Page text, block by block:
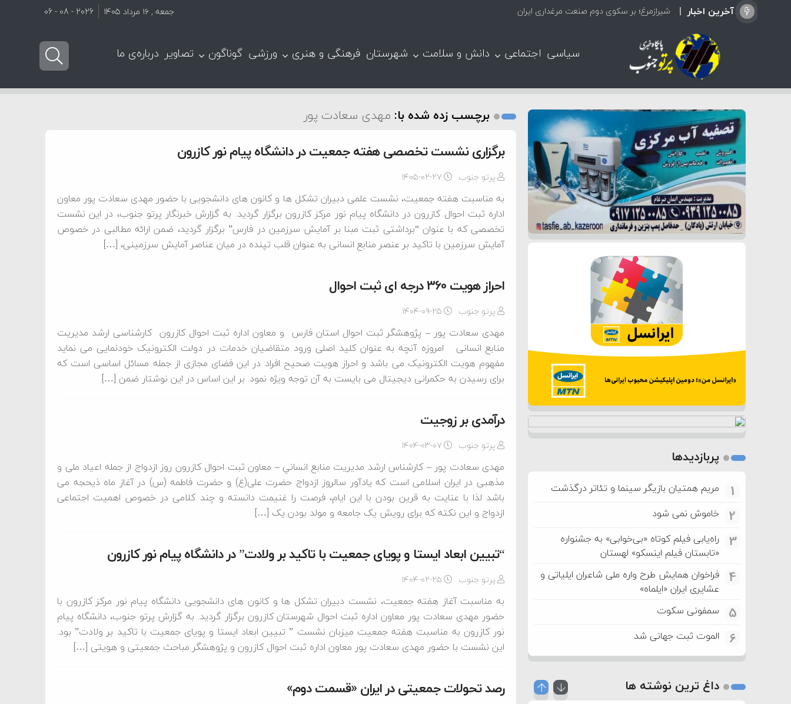
آخرین اخبار شیرازمرغ؛ بر سکوی دوم صنعت مرغداری ایران جمعه , ۱۶ مرداد ۱۴۰۵ 2026 - 08 - 06
سیاسی اجتماعی دانش و سلامت شهرستان فرهنگی و هنری ورزشی گوناگون تصاویر درباره‌ی ما
برچسب زده شده با: مهدی سعادت پور
برگزاری نشست تخصصی هفته جمعیت در دانشگاه پیام نور کازرون
پرتو جنوب ۱۴۰۵-۰۲-۲۷
به مناسبت هفته جمعیت، نشست علمی دبیران تشکل ها و کانون های دانشجویی با حضور مهدی سعادت پور معاون
اداره ثبت احوال کازرون در دانشگاه پیام نور مرکز کازرون برگزار گردید. به گزارش خبرنگار پرتو جنوب، در این نشست
تخصصی که با عنوان “برداشتی ثبت مبنا بر آمایش سرزمین در فارس” برگزار گردید، ضمن ارائه مطالبی در خصوص
آمایش سرزمین با تاکید بر عنصر منابع انسانی به عنوان قلب تپنده در میان عناصر آمایش سرزمینی، […]
احراز هویت 360 درجه ای ثبت احوال
پرتو جنوب ۱۴۰۴-۰۹-۲۵
مهدی سعادت پور – پژوهشگر ثبت احوال استان فارس و معاون اداره ثبت احوال کازرون کارشناسی ارشد مدیریت
منابع انسانی امروزه آنچه به عنوان کلید اصلی ورود متقاضیان خدمات در دولت الکترونیک خودنمایی می نماید
مفهوم هویت الکترونیک می باشد و احراز هویت صحیح افراد در این فضای مجازی از جمله مسائل اساسی است که
برای رسیدن به حکمرانی دیجیتال می بایست به آن توجه ویژه نمود. بر این اساس در این نوشتار ضمن […]
درآمدی بر زوجیت
پرتو جنوب ۱۴۰۴-۰۳-۰۷
مهدی سعادت پور – کارشناس ارشد مديريت منابع انساني – معاون ثبت احوال كازرون روز ازدواج از جمله اعیاد ملی و
مذهبی در ایران اسلامی است که یادآور سالروز ازدواج حضرت علی(ع) و حضرت فاطمه (س) در آغاز ماه ذیحجه می
باشد لذا با عنایت به قرین بودن با این ایام، فرصت را غنیمت دانسته و چند کلامی در خصوص اهمیت اجتماعی
ازدواج و این نکته که برای رویش یک جامعه و مولد بودن یک […]
“تبیین ابعاد ایستا و پویای جمعیت با تاکید بر ولادت” در دانشگاه پیام نور کازرون
پرتو جنوب ۱۴۰۴-۰۲-۲۵
به مناسبت آغاز هفته جمعیت، نشست دبیران تشکل ها و کانون های دانشجویی دانشگاه پیام نور مرکز کازرون با
حضور مهدی سعادت پور معاون اداره ثبت احوال شهرستان کازرون برگزار گردید. به گزارش پرتو جنوب، دانشگاه پیام
نور کازرون به مناسبت هفته جمعیت میزبان نشست ” تبیین ابعاد ایستا و پویای جمعیت با تاکید بر ولادت” بود.
این نشست با حضور مهدی سعادت پور معاون اداره ثبت احوال کازرون و پژوهشگر مباحث جمعیتی و هویتی […]
رصد تحولات جمعیتی در ایران «قسمت دوم»
پربازدیدها
1 مریم همتیان بازیگر سینما و تئاتر درگذشت
2 خاموش نمی شود
3
راه‌یابی فیلم کوتاه «بی‌خوابی» به جشنواره
«تابستان فیلم اینسکو» لهستان
4
فراخوان همایش طرح واره ملی شاعران ایلیاتی و
عشایری ایران «ایلماه»
5 سمفونی سکوت
6 الموت ثبت جهانی شد
داغ ترین نوشته ها